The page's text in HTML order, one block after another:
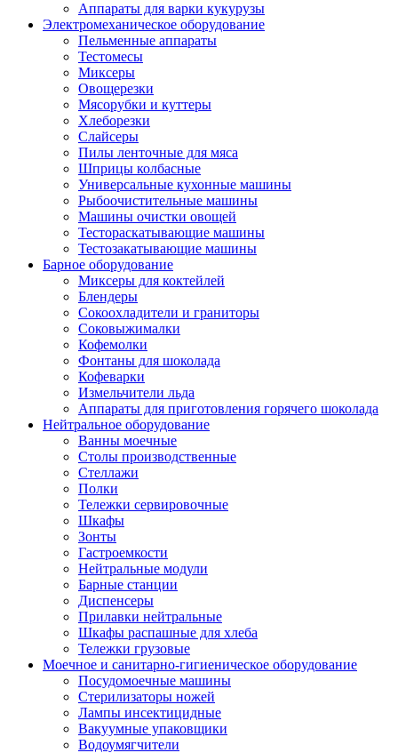
Аппараты для варки кукурузы
Электромеханическое оборудование
Пельменные аппараты
Тестомесы
Миксеры
Овощерезки
Мясорубки и куттеры
Хлеборезки
Слайсеры
Пилы ленточные для мяса
Шприцы колбасные
Универсальные кухонные машины
Рыбоочистительные машины
Машины очистки овощей
Тестораскатывающие машины
Тестозакатывающие машины
Барное оборудование
Миксеры для коктейлей
Блендеры
Сокоохладители и граниторы
Соковыжималки
Кофемолки
Фонтаны для шоколада
Кофеварки
Измельчители льда
Аппараты для приготовления горячего шоколада
Нейтральное оборудование
Ванны моечные
Столы производственные
Стеллажи
Полки
Тележки сервировочные
Шкафы
Зонты
Гастроемкости
Нейтральные модули
Барные станции
Диспенсеры
Прилавки нейтральные
Шкафы распашные для хлеба
Тележки грузовые
Моечное и санитарно-гигиеническое оборудование
Посудомоечные машины
Стерилизаторы ножей
Лампы инсектицидные
Вакуумные упаковщики
Водоумягчители